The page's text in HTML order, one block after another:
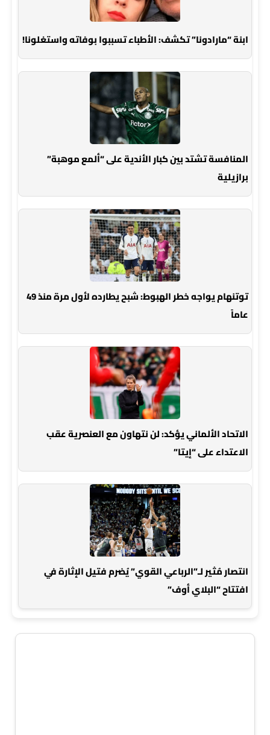
ابنة “مارادونا” تكشف: الأطباء تسببوا بوفاته واستغلونا!
المنافسة تشتد بين كبار الأندية على “ألمع موهبة”
برازيلية
توتنهام يواجه خطر الهبوط: شبح يطارده لأول مرة منذ 49
عاماً
الاتحاد الألماني يؤكد: لن نتهاون مع العنصرية عقب
الاعتداء على “إيتا”
انتصار مُثير لـ”الرباعي القوي” يُضرم فتيل الإثارة في
افتتاح “البلاي أوف”